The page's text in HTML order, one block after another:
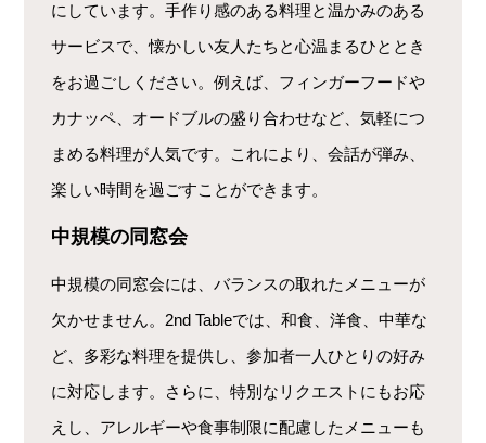
にしています。手作り感のある料理と温かみのある
サービスで、懐かしい友人たちと心温まるひととき
をお過ごしください。例えば、フィンガーフードや
カナッペ、オードブルの盛り合わせなど、気軽につ
まめる料理が人気です。これにより、会話が弾み、
楽しい時間を過ごすことができます。
中規模の同窓会
中規模の同窓会には、バランスの取れたメニューが
欠かせません。2nd Tableでは、和食、洋食、中華な
ど、多彩な料理を提供し、参加者一人ひとりの好み
に対応します。さらに、特別なリクエストにもお応
えし、アレルギーや食事制限に配慮したメニューも